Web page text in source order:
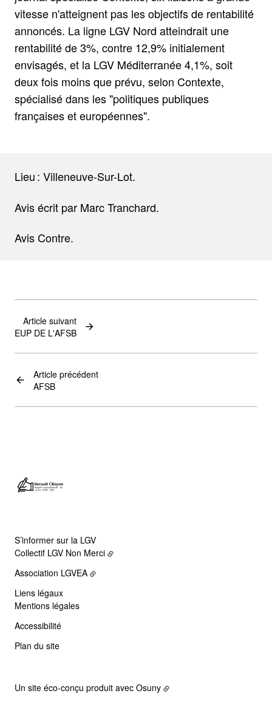
vitesse n'atteignent pas les objectifs de rentabilité
annoncés. La ligne LGV Nord atteindrait une
rentabilité de 3%, contre 12,9% initialement
envisagés, et la LGV Méditerranée 4,1%, soit
deux fois moins que prévu, selon Contexte,
spécialisé dans les "politiques publiques
françaises et européennes".
Lieu : Villeneuve-Sur-Lot.
Avis écrit par Marc Tranchard.
Avis Contre.
Article précédent
AFSB
Article suivant
EUP DE L'AFSB
S’informer sur la LGV
Collectif LGV Non Merci
Association LGVEA
Liens légaux
Mentions légales
Accessibilité
Plan du site
Un site éco-conçu produit avec Osuny